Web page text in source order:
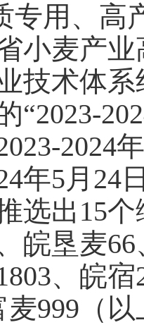
专用、高
小麦产
技术体
“2023-
2024
年5月24
选出15
皖垦麦
、皖
麦999（